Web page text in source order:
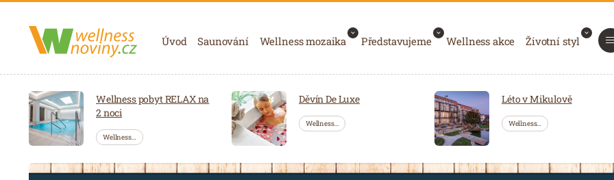
Navigace
Úvod Saunování Wellness mozaika Představujeme Wellness akce Životní styl
Wellness pobyt RELAX na
2 noci
Wellness…
Děvín De Luxe
Wellness…
Léto v Mikulově
Wellness…